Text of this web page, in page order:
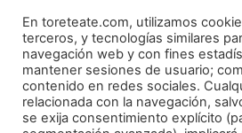
Toreteate Ⓒ 2023. Todos los derechos
Diseñado porWelow Marketing
En toreteate.com, utilizamos
terceros, y tecnologías similares
navegación web y con fines
mantener sesiones de usuario;
contenido en redes sociales.
relacionada con la navegación,
se exija consentimiento explícito